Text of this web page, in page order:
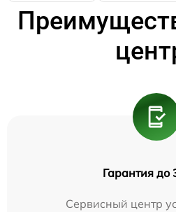
Гарантия до
Сервисный центр